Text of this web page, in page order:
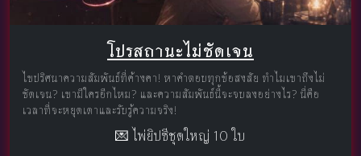
โปรสถานะไม่ชัดเจน
ไขปริศนาความสัมพันธ์ที่ค้างคา! หาคำตอบทุกข้อสงสัย ทำไมเขาถึงไม่
ชัดเจน? เขามีใครอีกไหม? และความสัมพันธ์นี้จะจบลงอย่างไร? นี่คือ
เวลาที่จะหยุดเดาและรับรู้ความจริง!
💌 ไพ่ยิปซีชุดใหญ่ 10 ใบ